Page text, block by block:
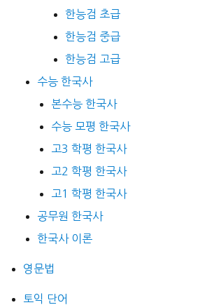
한능검 초급
한능검 중급
한능검 고급
수능 한국사
본수능 한국사
수능 모평 한국사
고3 학평 한국사
고2 학평 한국사
고1 학평 한국사
공무원 한국사
한국사 이론
영문법
토익 단어